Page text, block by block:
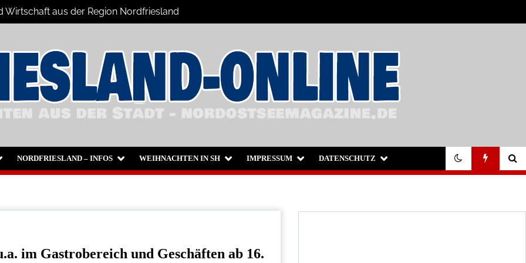
Wirtschaft aus der Region Nordfriesland
NORDFRIESLAND – INFOS WEIHNACHTEN IN SH IMPRESSUM DATENSCHUTZ
im Gastrobereich und Geschäften ab 16.